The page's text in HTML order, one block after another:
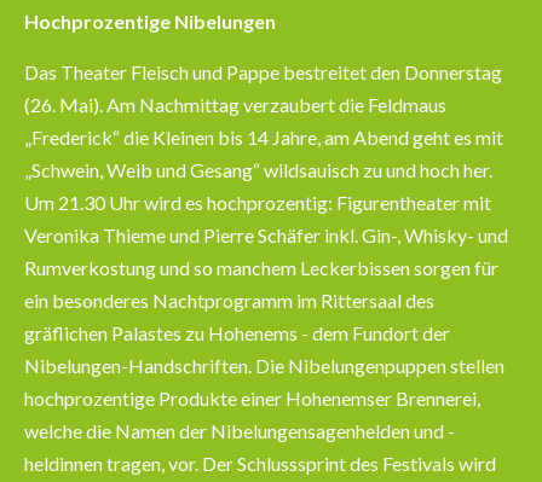
Hochprozentige Nibelungen
Das Theater Fleisch und Pappe bestreitet den Donnerstag
(26. Mai). Am Nachmittag verzaubert die Feldmaus
„Frederick“ die Kleinen bis 14 Jahre, am Abend geht es mit
„Schwein, Weib und Gesang“ wildsauisch zu und hoch her.
Um 21.30 Uhr wird es hochprozentig: Figurentheater mit
Veronika Thieme und Pierre Schäfer inkl. Gin-, Whisky- und
Rumverkostung und so manchem Leckerbissen sorgen für
ein besonderes Nachtprogramm im Rittersaal des
gräflichen Palastes zu Hohenems - dem Fundort der
Nibelungen-Handschriften. Die Nibelungenpuppen stellen
hochprozentige Produkte einer Hohenemser Brennerei,
welche die Namen der Nibelungensagenhelden und -
heldinnen tragen, vor. Der Schlusssprint des Festivals wird